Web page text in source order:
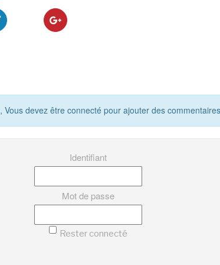
, Vous devez être connecté pour ajouter des
Identifiant
Mot de passe
Rester connecté